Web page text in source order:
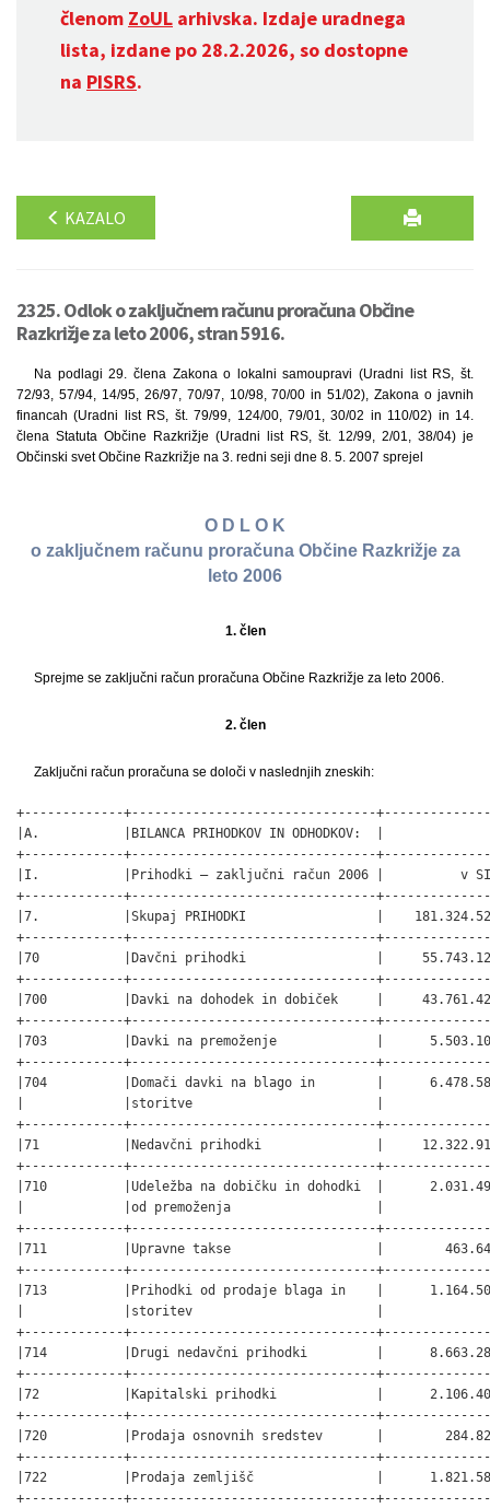
členom ZoUL arhivska. Izdaje uradnega
lista, izdane po 28.2.2026, so dostopne
na PISRS.
KAZALO
2325. Odlok o zaključnem računu proračuna Občine
Razkrižje za leto 2006, stran 5916.
Na podlagi 29. člena Zakona o lokalni samoupravi (Uradni list RS, št.
72/93, 57/94, 14/95, 26/97, 70/97, 10/98, 70/00 in 51/02), Zakona o javnih
financah (Uradni list RS, št. 79/99, 124/00, 79/01, 30/02 in 110/02) in 14.
člena Statuta Občine Razkrižje (Uradni list RS, št. 12/99, 2/01, 38/04) je
Občinski svet Občine Razkrižje na 3. redni seji dne 8. 5. 2007 sprejel
O D L O K
o zaključnem računu proračuna Občine Razkrižje za
leto 2006
1. člen
Sprejme se zaključni račun proračuna Občine Razkrižje za leto 2006.
2. člen
Zaključni račun proračuna se določi v naslednjih zneskih:
+-------------+--------------------------------
|A.           |BILANCA PRIHODKOV IN ODHODKOV:  |
+-------------+--------------------------------
|I.           |Prihodki – zaključni račun 2006 |          v
+-------------+--------------------------------
|7.           |Skupaj PRIHODKI                 |
+-------------+--------------------------------
|70           |Davčni prihodki                 |
+-------------+--------------------------------
|700          |Davki na dohodek in dobiček     |
+-------------+--------------------------------
|703          |Davki na premoženje             |
+-------------+--------------------------------
|704          |Domači davki na blago in        |
|             |storitve                        |
+-------------+--------------------------------
|71           |Nedavčni prihodki               |
+-------------+--------------------------------
|710          |Udeležba na dobičku in dohodki  |
|             |od premoženja                   |
+-------------+--------------------------------
|711          |Upravne takse                   |
+-------------+--------------------------------
|713          |Prihodki od prodaje blaga in    |
|             |storitev                        |
+-------------+--------------------------------
|714          |Drugi nedavčni prihodki         |
+-------------+--------------------------------
|72           |Kapitalski prihodki             |
+-------------+--------------------------------
|720          |Prodaja osnovnih sredstev       |
+-------------+--------------------------------
|722          |Prodaja zemljišč                |
+-------------+--------------------------------